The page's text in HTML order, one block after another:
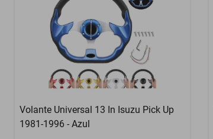
Volante Universal 13 In Isuzu Pick Up
1981-1996 - Azul